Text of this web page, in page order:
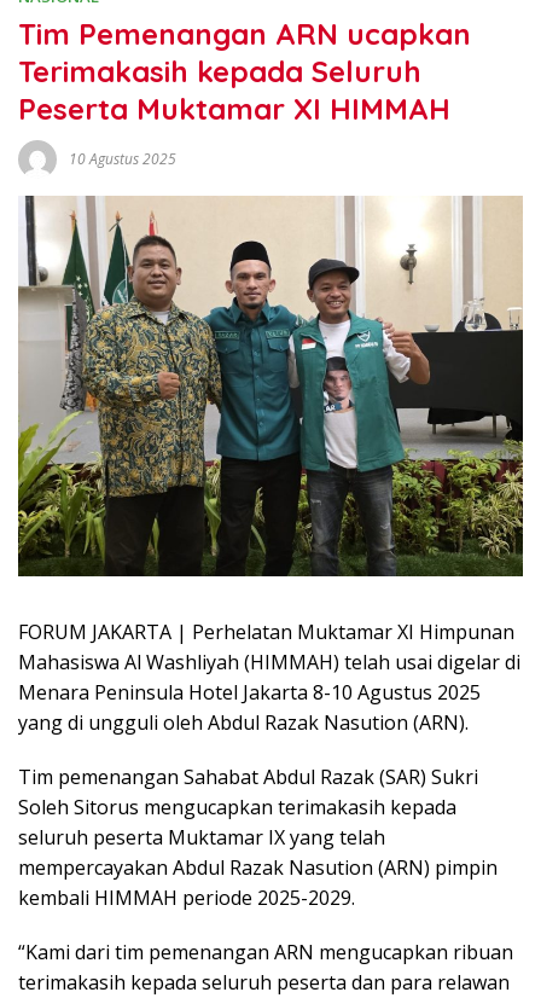
Tim Pemenangan ARN ucapkan
Terimakasih kepada Seluruh
Peserta Muktamar XI HIMMAH
10 Agustus 2025
FORUM JAKARTA | Perhelatan Muktamar XI Himpunan
Mahasiswa Al Washliyah (HIMMAH) telah usai digelar di
Menara Peninsula Hotel Jakarta 8-10 Agustus 2025
yang di ungguli oleh Abdul Razak Nasution (ARN).
Tim pemenangan Sahabat Abdul Razak (SAR) Sukri
Soleh Sitorus mengucapkan terimakasih kepada
seluruh peserta Muktamar IX yang telah
mempercayakan Abdul Razak Nasution (ARN) pimpin
kembali HIMMAH periode 2025-2029.
“Kami dari tim pemenangan ARN mengucapkan ribuan
terimakasih kepada seluruh peserta dan para relawan